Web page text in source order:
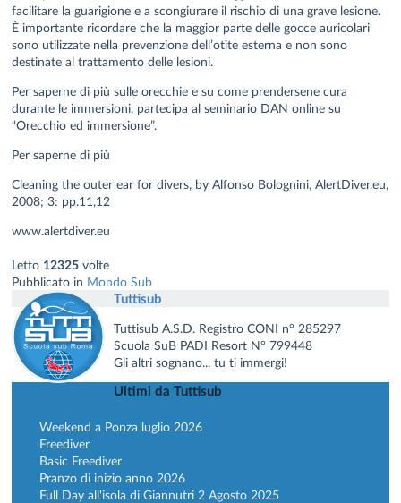
facilitare la guarigione e a scongiurare il rischio di una grave lesione.
È importante ricordare che la maggior parte delle gocce auricolari
sono utilizzate nella prevenzione dell’otite esterna e non sono
destinate al trattamento delle lesioni.
Per saperne di più sulle orecchie e su come prendersene cura
durante le immersioni, partecipa al seminario DAN online su
“Orecchio ed immersione”.
Per saperne di più
Cleaning the outer ear for divers, by Alfonso Bolognini, AlertDiver.eu,
2008; 3: pp.11,12
www.alertdiver.eu
Letto 12325 volte
Pubblicato in Mondo Sub
Tuttisub
Tuttisub A.S.D. Registro CONI n° 285297
Scuola SuB PADI Resort N° 799448
Gli altri sognano... tu ti immergi!
Ultimi da Tuttisub
Weekend a Ponza luglio 2026
Freediver
Basic Freediver
Pranzo di inizio anno 2026
Full Day all'isola di Giannutri 2 Agosto 2025